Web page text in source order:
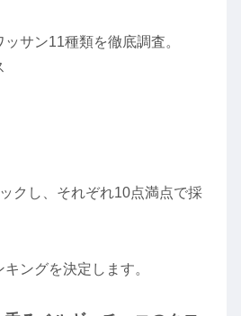
サン11種類を徹底調査。
クし、それぞれ10点満点で採
ングを決定します。